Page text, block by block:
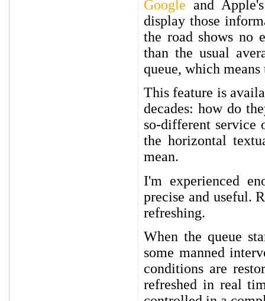
Google and
display those
the road shows no
than the usual
queue, which
This feature is
decades: how do
so-different service
the horizontal
mean.
I'm experienced
precise and useful.
refreshing.
When the queue
some manned
conditions are
refreshed in real